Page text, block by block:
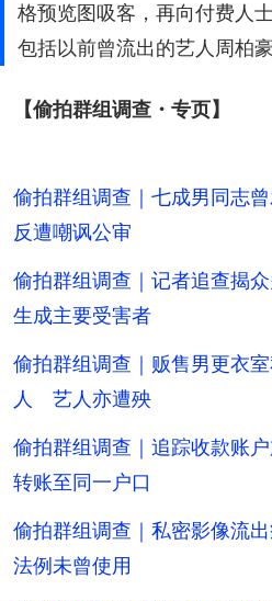
格预览图吸客，再向付费人
包括以前曾流出的艺人周柏
【偷拍群组调查・专页】
偷拍群组调查｜七成男同志
反遭嘲讽公审
偷拍群组调查｜记者追查揭
生成主要受害者
偷拍群组调查｜贩售男更衣
人 艺人亦遭殃
偷拍群组调查｜追踪收款账
转账至同一户口
偷拍群组调查｜私密影像流
法例未曾使用